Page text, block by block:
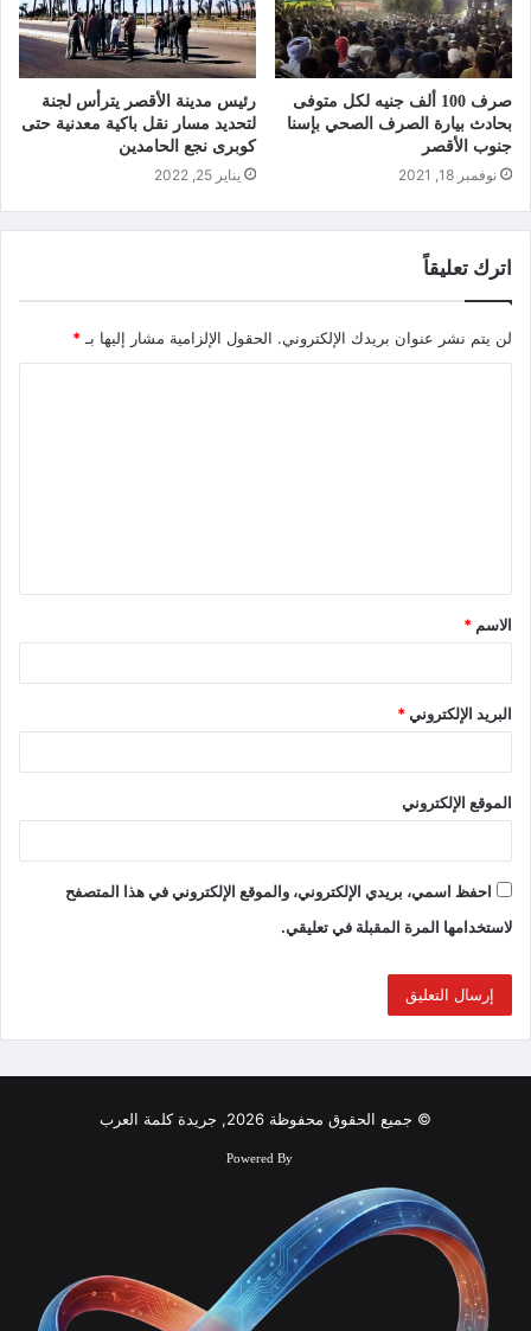
صرف 100 ألف جنيه لكل متوفى
بحادث بيارة الصرف الصحي بإسنا
جنوب الأقصر
نوفمبر 18, 2021
رئيس مدينة الأقصر يترأس لجنة
لتحديد مسار نقل باكية معدنية حتى
كوبرى نجع الحامدين
يناير 25, 2022
اترك تعليقاً
لن يتم نشر عنوان بريدك الإلكتروني. الحقول الإلزامية مشار إليها بـ *
الاسم *
البريد الإلكتروني*
الموقع الإلكتروني
احفظ اسمي، بريدي الإلكتروني، والموقع الإلكتروني في هذا المتصفح
لاستخدامها المرة المقبلة في تعليقي.
© جميع الحقوق محفوظة 2026, جريدة كلمة العرب